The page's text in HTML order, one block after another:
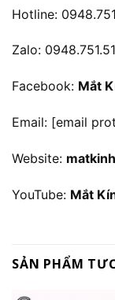
Hotline:
Zalo:
Facebook: Mắt
Email: [email
Website:
YouTube: Mắt
SẢN PHẨM